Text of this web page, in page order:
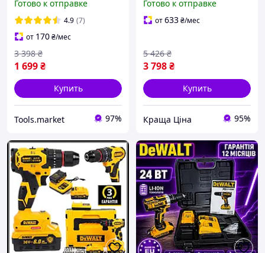
шуруповерт деволт 48V с
двумя аккумуляторами и
набором инструментов
Готово к отправке
4.9 (7)
от 170₴/мес
1 699₴
3 398 ₴
Купить
Tools.market 97%
Мощный бесщеточный
шуруповерт Девольт 13
Готово к отправке
от633₴/мес
3 798₴
5 426 ₴
Купить
Краща Ціна 95%